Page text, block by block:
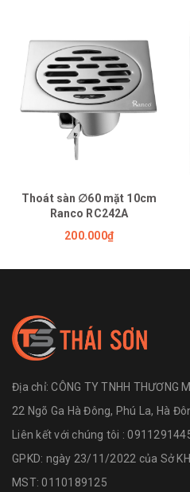
Thoát sàn ∅60 mặt 10cm
Ranco RC242A
200.000₫
Địa chỉ:CÔNG TY TNHH THƯƠNG
22 Ngõ Ga Hà Đông, Phú La, Hà
Liên kết với chúng tôi :
GPKD: ngày 23/11/2022 của Sở
MST: 0110189125